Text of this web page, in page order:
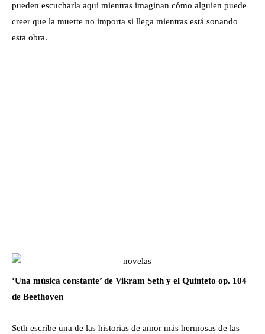
pueden escucharla aquí mientras imaginan cómo alguien puede
creer que la muerte no importa si llega mientras está sonando
esta obra.
‘Una música constante’ de Vikram Seth y el Quinteto op. 104
de Beethoven
Seth escribe una de las historias de amor más hermosas de las